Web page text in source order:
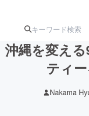
ターン
ジェ
沖縄を変え
ティ
Nakama